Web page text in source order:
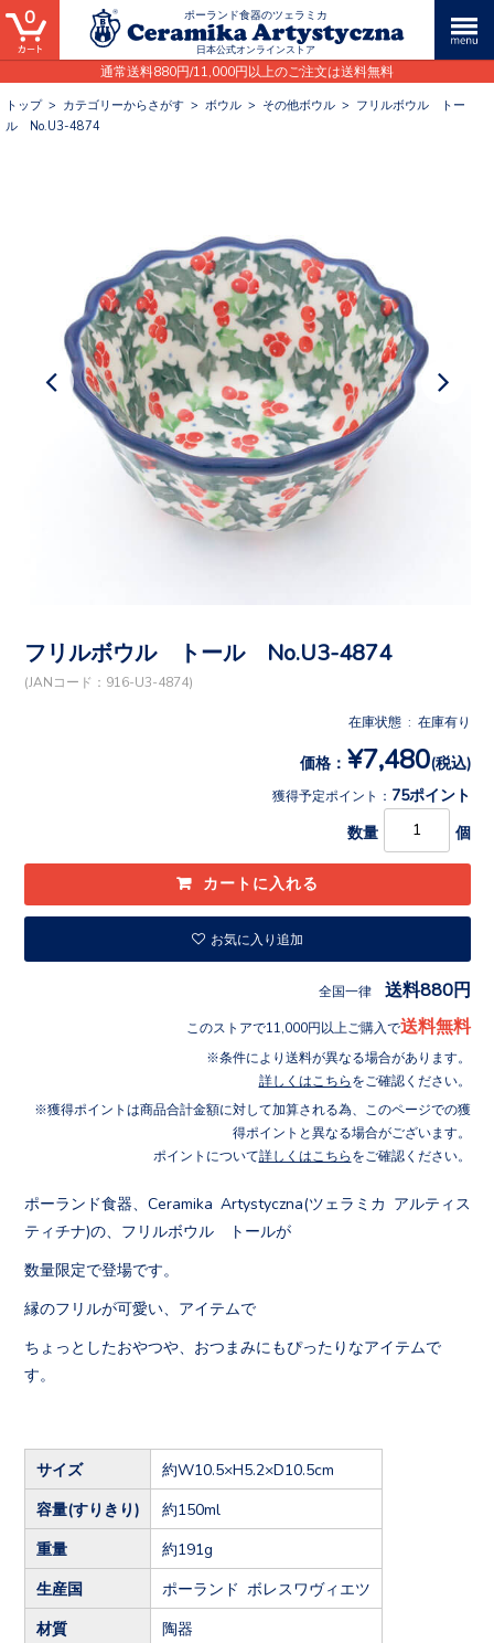
ポーランド食器のツェラミカ
日本公式オンラインストア
通常送料880円/11,000円以上のご注文は送料無料
0
トップ> カテゴリーからさがす > ボウル > その他ボウル > フリルボウル トー
ル No.U3-4874
フリルボウル トール No.U3-4874
(JANコード：916-U3-4874)
在庫状態 : 在庫有り
価格： ¥7,480(税込)
獲得予定ポイント： 75ポイント
数量 個
お気に入り追加
全国一律 送料880円
このストアで11,000円以上ご購入で送料無料
条件により送料が異なる場合があります。
詳しくはこちら をご確認ください。
獲得ポイントは商品合計金額に対して加算される為、このページでの獲
得ポイントと異なる場合がございます。
ポイントについて詳しくはこちら をご確認ください。
ポーランド食器、Ceramika Artystyczna(ツェラミカ アルティス
ティチナ)の、フリルボウル トールが
数量限定で登場です。
縁のフリルが可愛い、アイテムで
ちょっとしたおやつや、おつまみにもぴったりなアイテムで
す。
サイズ 約W10.5×H5.2×D10.5cm
容量(すりきり) 約150ml
重量 約191g
生産国 ポーランド ボレスワヴィエツ
材質 陶器